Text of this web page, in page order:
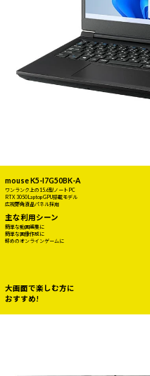
mouse K5-I7G50BK-A
ワンランク上の15.6型ノートPC
RTX 3050 Laptop GPU搭載モデル
広視野角液晶パネル採用
主な利用シーン
簡単な動画編集に
簡単な画像作成に
軽めのオンラインゲームに
大画面で楽しむ方に
おすすめ!